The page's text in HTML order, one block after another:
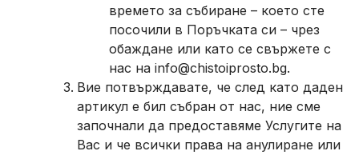
времето за събиране – което сте
посочили в Поръчката си – чрез
обаждане или като се свържете с
нас на info@chistoiprosto.bg.
Вие потвърждавате, че след като даден
артикул е бил събран от нас, ние сме
започнали да предоставяме Услугите на
Вас и че всички права на анулиране или